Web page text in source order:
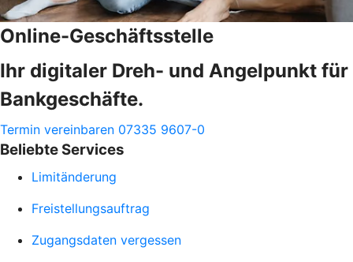
Online-Geschäftsstelle
Ihr digitaler Dreh- und Angelpunkt für
Bankgeschäfte.
Termin vereinbaren 07335 9607-0
Beliebte Services
Limitänderung
Freistellungsauftrag
Zugangsdaten vergessen